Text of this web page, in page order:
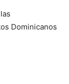
Dominicanos